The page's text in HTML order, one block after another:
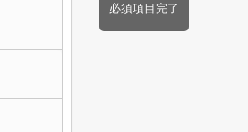
必須項目完了